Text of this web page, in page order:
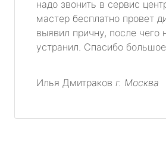
надо звонить в сервис
мастер бесплатно провет
выявил причну, после чего
устранил. Спасибо
Илья Дмитраков г. Москва